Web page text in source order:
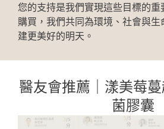
您的支持是我們實現這些目標的重
購買，我們共同為環境、社會與
建更美好的明天。
醫友會推薦｜漾美莓
菌膠囊